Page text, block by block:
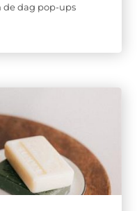
dag pop-ups